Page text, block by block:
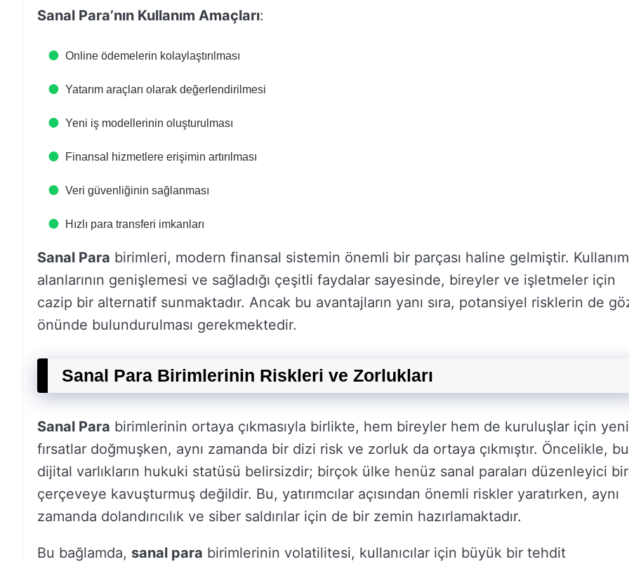
Sanal Para’nın Kullanım Amaçları:
Online ödemelerin kolaylaştırılması
Yatarım araçları olarak değerlendirilmesi
Yeni iş modellerinin oluşturulması
Finansal hizmetlere erişimin artırılması
Veri güvenliğinin sağlanması
Hızlı para transferi imkanları
Sanal Para birimleri, modern finansal sistemin önemli bir parçası haline gelmiştir. Kullanım
alanlarının genişlemesi ve sağladığı çeşitli faydalar sayesinde, bireyler ve işletmeler için
cazip bir alternatif sunmaktadır. Ancak bu avantajların yanı sıra, potansiyel risklerin de
önünde bulundurulması gerekmektedir.
Sanal Para Birimlerinin Riskleri ve Zorlukları
Sanal Para birimlerinin ortaya çıkmasıyla birlikte, hem bireyler hem de kuruluşlar için yeni
fırsatlar doğmuşken, aynı zamanda bir dizi risk ve zorluk da ortaya çıkmıştır. Öncelikle, bu
dijital varlıkların hukuki statüsü belirsizdir; birçok ülke henüz sanal paraları düzenleyici bir
çerçeveye kavuşturmuş değildir. Bu, yatırımcılar açısından önemli riskler yaratırken, aynı
zamanda dolandırıcılık ve siber saldırılar için de bir zemin hazırlamaktadır.
Bu bağlamda, sanal para birimlerinin volatilitesi, kullanıcılar için büyük bir tehdit